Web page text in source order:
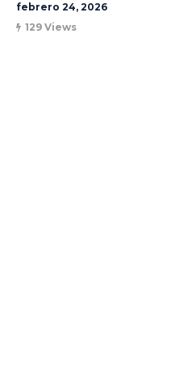
febrero 24, 2026
129 Views